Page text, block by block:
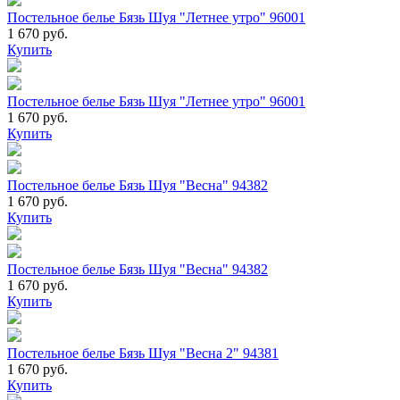
Постельное белье Бязь Шуя "Летнее утро" 96001
1 670 руб.
Купить
Постельное белье Бязь Шуя "Летнее утро" 96001
1 670 руб.
Купить
Постельное белье Бязь Шуя "Весна" 94382
1 670 руб.
Купить
Постельное белье Бязь Шуя "Весна" 94382
1 670 руб.
Купить
Постельное белье Бязь Шуя "Весна 2" 94381
1 670 руб.
Купить